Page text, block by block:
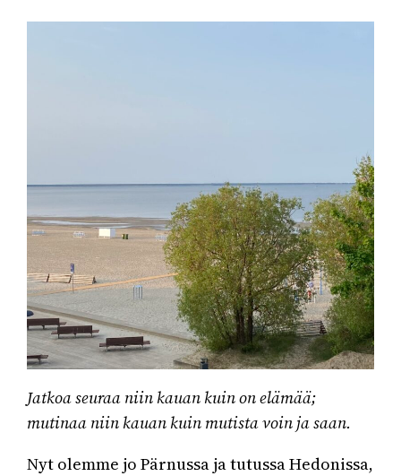
Jatkoa seuraa niin kauan kuin on elämää;
mutinaa niin kauan kuin mutista voin ja saan.
Nyt olemme jo Pärnussa ja tutussa Hedonissa,